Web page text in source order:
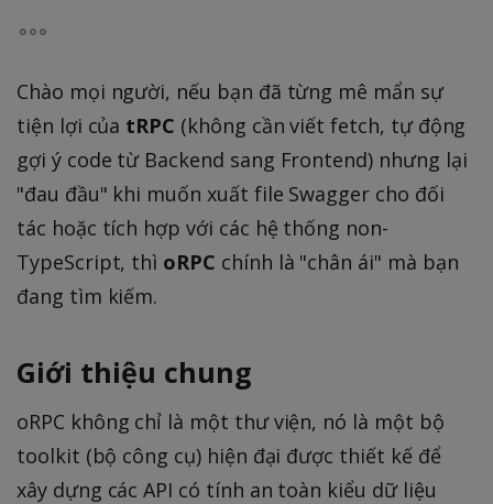
Chào mọi người, nếu bạn đã từng mê mẩn sự
tiện lợi của tRPC (không cần viết fetch, tự động
gợi ý code từ Backend sang Frontend) nhưng lại
"đau đầu" khi muốn xuất file Swagger cho đối
tác hoặc tích hợp với các hệ thống non-
TypeScript, thì oRPC chính là "chân ái" mà bạn
đang tìm kiếm.
Giới thiệu chung
oRPC không chỉ là một thư viện, nó là một bộ
toolkit (bộ công cụ) hiện đại được thiết kế để
xây dựng các API có tính an toàn kiểu dữ liệu